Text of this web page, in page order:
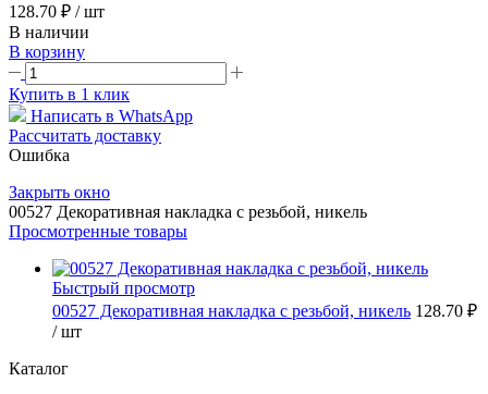
128.70 ₽ / шт
В наличии
В корзину
Купить в 1 клик
Написать в WhatsApp
Рассчитать доставку
Ошибка
Закрыть окно
00527 Декоративная накладка с резьбой, никель
Просмотренные товары
Быстрый просмотр
00527 Декоративная накладка с резьбой, никель 128.70 ₽
/ шт
Каталог